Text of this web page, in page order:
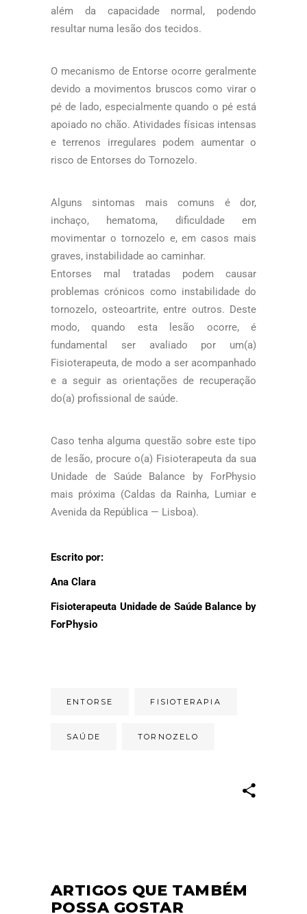
além da capacidade normal, podendo
resultar numa lesão dos tecidos.
O mecanismo de Entorse ocorre geralmente
devido a movimentos bruscos como virar o
pé de lado, especialmente quando o pé está
apoiado no chão. Atividades físicas intensas
e terrenos irregulares podem aumentar o
risco de Entorses do Tornozelo.
Alguns sintomas mais comuns é dor,
inchaço, hematoma, dificuldade em
movimentar o tornozelo e, em casos mais
graves, instabilidade ao caminhar.
Entorses mal tratadas podem causar
problemas crónicos como instabilidade do
tornozelo, osteoartrite, entre outros. Deste
modo, quando esta lesão ocorre, é
fundamental ser avaliado por um(a)
Fisioterapeuta, de modo a ser acompanhado
e a seguir as orientações de recuperação
do(a) profissional de saúde.
Caso tenha alguma questão sobre este tipo
de lesão, procure o(a) Fisioterapeuta da sua
Unidade de Saúde Balance by ForPhysio
mais próxima (Caldas da Rainha, Lumiar e
Avenida da República — Lisboa).
Escrito por:
Ana Clara
Fisioterapeuta Unidade de Saúde Balance by
ForPhysio
ENTORSE FISIOTERAPIA
SAÚDE TORNOZELO
ARTIGOS QUE TAMBÉM
POSSA GOSTAR